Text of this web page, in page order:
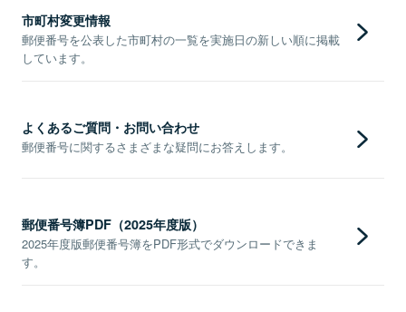
市町村変更情報
郵便番号を公表した市町村の一覧を実施日の新しい順に掲載
しています。
よくあるご質問・お問い合わせ
郵便番号に関するさまざまな疑問にお答えします。
郵便番号簿PDF（2025年度版）
2025年度版郵便番号簿をPDF形式でダウンロードできま
す。